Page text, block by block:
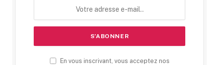
En vous inscrivant, vous acceptez nos